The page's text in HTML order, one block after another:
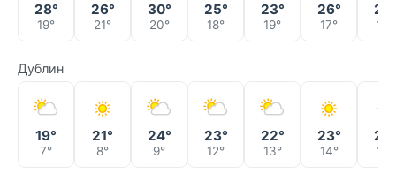
28°
19°
26°
21°
30°
20°
25°
18°
23°
19°
26°
17° 17°
Дублин
19°
7°
21°
8°
24°
9°
23°
12°
22°
13°
23°
14° 15°